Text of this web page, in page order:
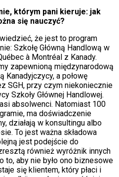
którym pani kieruje: jak
się nauczyć?
że jest to program
Szkołę Główną Handlową w
à Montréal z Kanady.
zapewnioną międzynarodową
Kanadyjczycy, a połowę
SGH, przy czym niekoniecznie
Szkoły Głównej Handlowej.
absolwenci. Natomiast 100
ma doświadczenie
działają w konsultingu albo
To jest ważna składowa
jest podejście do
również wyróżnik innych
to, aby nie było ono biznesowe
się klientem, który płaci i